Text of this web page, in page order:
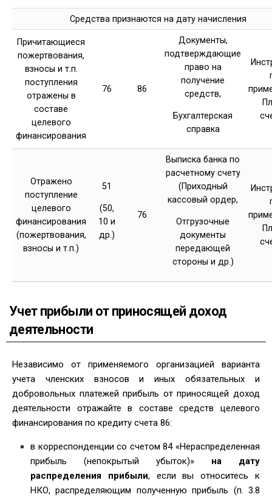
Средства признаются на дату начисления
Причитающиеся
пожертвования,
взносы и т.п.
поступления
отражены в
составе
целевого
финансирования
76 86
Документы,
подтверждающие
право на
получение
средств,
Бухгалтерская
справка
Отражено
поступление
целевого
финансирования
(пожертвования,
взносы и т.п.)
51
(50,
10 и
др.)
76
Выписка банка по
расчетному счету
(Приходный
кассовый ордер,
Отгрузочные
документы
передающей
стороны и др.)
Учет прибыли от приносящей доход
деятельности
Независимо от применяемого организацией варианта
учета членских взносов и иных обязательных и
добровольных платежей прибыль от приносящей доход
деятельности отражайте в составе средств целевого
финансирования по кредиту счета 86:
в корреспонденции со счетом 84 «Нераспределенная
прибыль (непокрытый убыток)» на дату
распределения прибыли, если вы относитесь к
НКО, распределяющим полученную прибыль (п. 3.8